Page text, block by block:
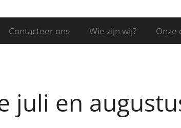
Contacteer ons Wie zijn wij? Onze
juli en